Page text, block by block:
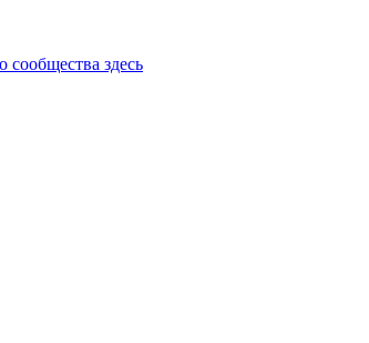
сообщества здесь